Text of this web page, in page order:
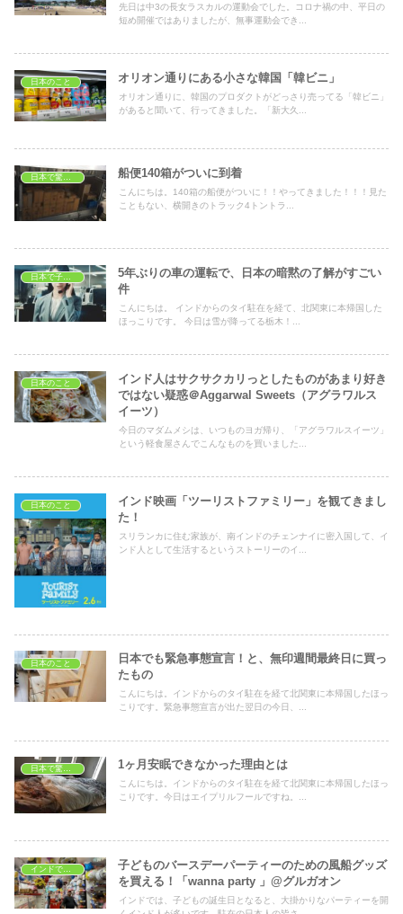
先日は中3の長女ラスカルの運動会でした。コロナ禍の中、平日の
短め開催ではありましたが、無事運動会でき...
日本のこと オリオン通りにある小さな韓国「韓ビニ」
オリオン通りに、韓国のプロダクトがどっさり売ってる「韓ビニ」
があると聞いて、行ってきました。「新大久...
船便140箱がついに到着
こんにちは。140箱の船便がついに！！やってきました！！！見た
こともない、横開きのトラック4トントラ...
日本で子育て
5年ぶりの車の運転で、日本の暗黙の了解がすごい
件
こんにちは。 インドからのタイ駐在を経て、北関東に本帰国した
ほっこりです。 今日は雪が降ってる栃木！...
日本のこと
インド人はサクサクカリっとしたものがあまり好き
ではない疑惑＠Aggarwal Sweets（アグラワルス
イーツ）
今日のマダムメシは、いつものヨガ帰り、「アグラワルスイーツ」
という軽食屋さんでこんなものを買いました...
日本のこと
インド映画「ツーリストファミリー」を観てきまし
た！
スリランカに住む家族が、南インドのチェンナイに密入国して、イ
ンド人として生活するというストーリーのイ...
日本のこと
日本でも緊急事態宣言！と、無印週間最終日に買っ
たもの
こんにちは。インドからのタイ駐在を経て北関東に本帰国したほっ
こりです。緊急事態宣言が出た翌日の今日、...
日本で驚いたこと 1ヶ月安眠できなかった理由とは
こんにちは。インドからのタイ駐在を経て北関東に本帰国したほっ
こりです。今日はエイプリルフールですね。...
子どものバースデーパーティーのための風船グッズ
を買える！「wanna party 」@グルガオン
インドでは、子どもの誕生日となると、大掛かりなパーティーを開